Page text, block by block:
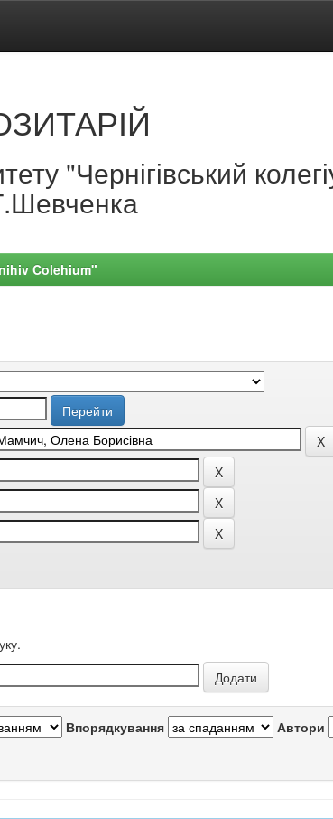
"Чернігівський
Colehium"
Впорядкування Автори